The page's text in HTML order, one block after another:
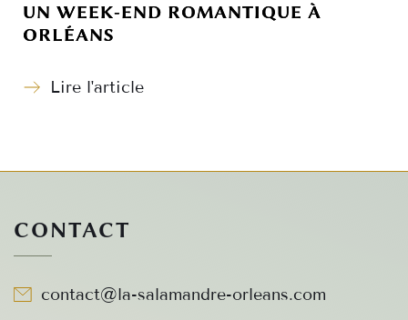
UN WEEK-END ROMANTIQUE À
ORLÉANS
Lire l'article
CONTACT
contact@la-salamandre-orleans.com